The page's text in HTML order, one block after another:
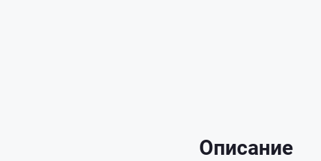
Описание